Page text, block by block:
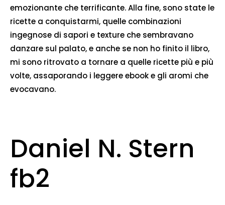
emozionante che terrificante. Alla fine, sono state le
ricette a conquistarmi, quelle combinazioni
ingegnose di sapori e texture che sembravano
danzare sul palato, e anche se non ho finito il libro,
mi sono ritrovato a tornare a quelle ricette più e più
volte, assaporando i leggere ebook e gli aromi che
evocavano.
Daniel N. Stern
fb2